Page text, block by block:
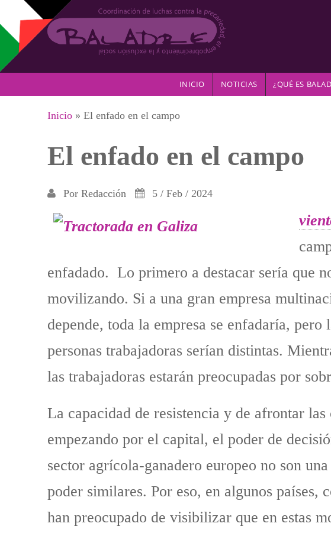
Pasar al contenido principal
INICIO NOTICIAS ¿QUÉ ES
Se encuentra usted aquí
Inicio » El enfado en el campo
El enfado en el campo
Por Redacción 5 / Feb / 2024
enfadado. Lo primero a destacar sería que
movilizando. Si a una gran empresa
depende, toda la empresa se enfadaría,
personas trabajadoras serían distintas.
las trabajadoras estarán preocupadas por
La capacidad de resistencia y de afrontar
empezando por el capital, el poder de
sector agrícola-ganadero europeo no son
poder similares. Por eso, en algunos países,
han preocupado de visibilizar que en estas